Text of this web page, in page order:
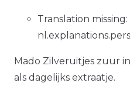
Translation missing:
Mado Zilveruitjes zuur
als dagelijks extraatje.